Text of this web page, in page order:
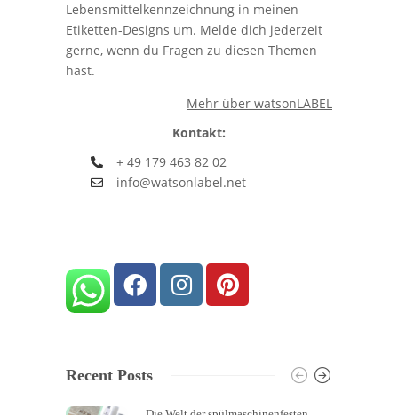
Lebensmittelkennzeichnung in meinen
Etiketten-Designs um. Melde dich jederzeit
gerne, wenn du Fragen zu diesen Themen
hast.
Mehr über watsonLABEL
Kontakt:
+ 49 179 463 82 02
info@watsonlabel.net
Recent Posts